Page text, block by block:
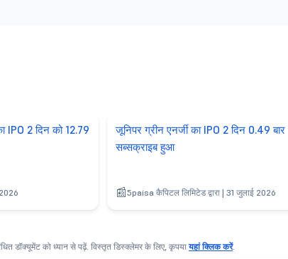
IPO 2 दिन को 12.79
2026
जूनिपर ग्रीन एनर्जी का IPO 2 दिन 0.49 बार
सब्सक्राइब हुआ
5paisa कैपिटल लिमिटेड द्वारा | 31 जुलाई 2026
डॉक्यूमेंट को ध्यान से पढ़ें. विस्तृत डिस्क्लेमर के लिए, कृपयायहां क्लिक करें.